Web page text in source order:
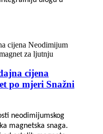
cijena
po mjeri Snažni
neodimijumskog
magnetska snaga.